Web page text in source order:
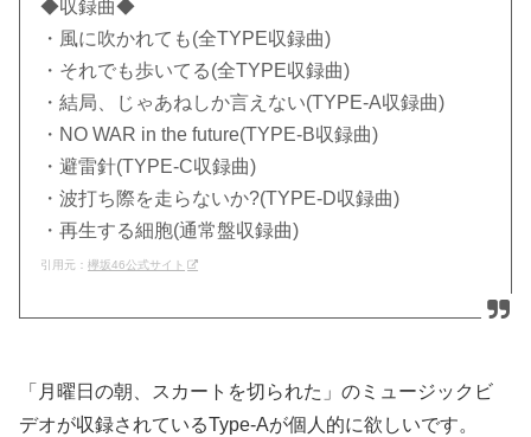
◆収録曲◆
・風に吹かれても(全TYPE収録曲)
・それでも歩いてる(全TYPE収録曲)
・結局、じゃあねしか言えない(TYPE-A収録曲)
・NO WAR in the future(TYPE-B収録曲)
・避雷針(TYPE-C収録曲)
・波打ち際を走らないか?(TYPE-D収録曲)
・再生する細胞(通常盤収録曲)
引用元：欅坂46公式サイト
「月曜日の朝、スカートを切られた」のミュージックビ
デオが収録されているType-Aが個人的に欲しいです。